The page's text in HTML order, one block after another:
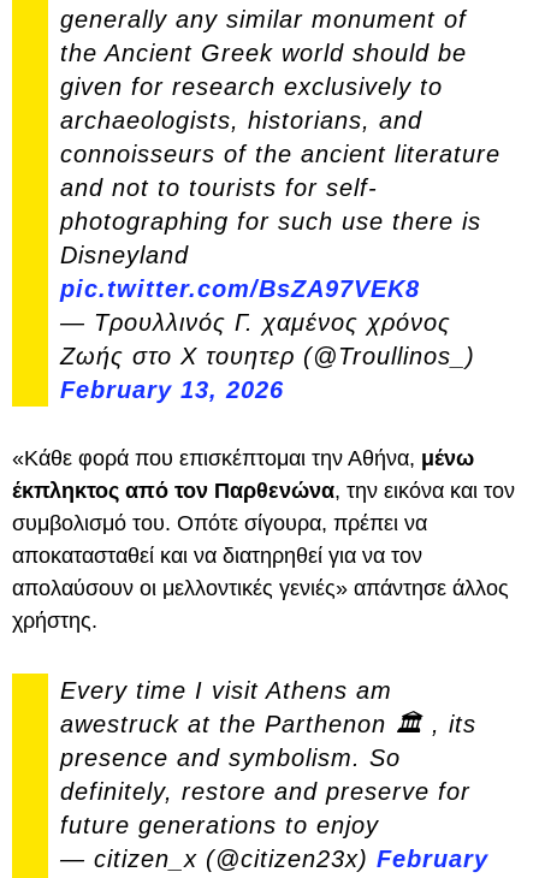
generally any similar monument of
the Ancient Greek world should be
given for research exclusively to
archaeologists, historians, and
connoisseurs of the ancient literature
and not to tourists for self-
photographing for such use there is
Disneyland
pic.twitter.com/BsZA97VEK8
— Τρουλλινός Γ. χαμένος χρόνος
Ζωής στο Χ τουητερ (@Troullinos_)
February 13, 2026
«Κάθε φορά που επισκέπτομαι την Αθήνα, μένω
έκπληκτος από τον Παρθενώνα, την εικόνα και τον
συμβολισμό του. Οπότε σίγουρα, πρέπει να
αποκατασταθεί και να διατηρηθεί για να τον
απολαύσουν οι μελλοντικές γενιές» απάντησε άλλος
χρήστης.
Every time I visit Athens am
awestruck at the Parthenon 🏛️ , its
presence and symbolism. So
definitely, restore and preserve for
future generations to enjoy
— citizen_x (@citizen23x) February